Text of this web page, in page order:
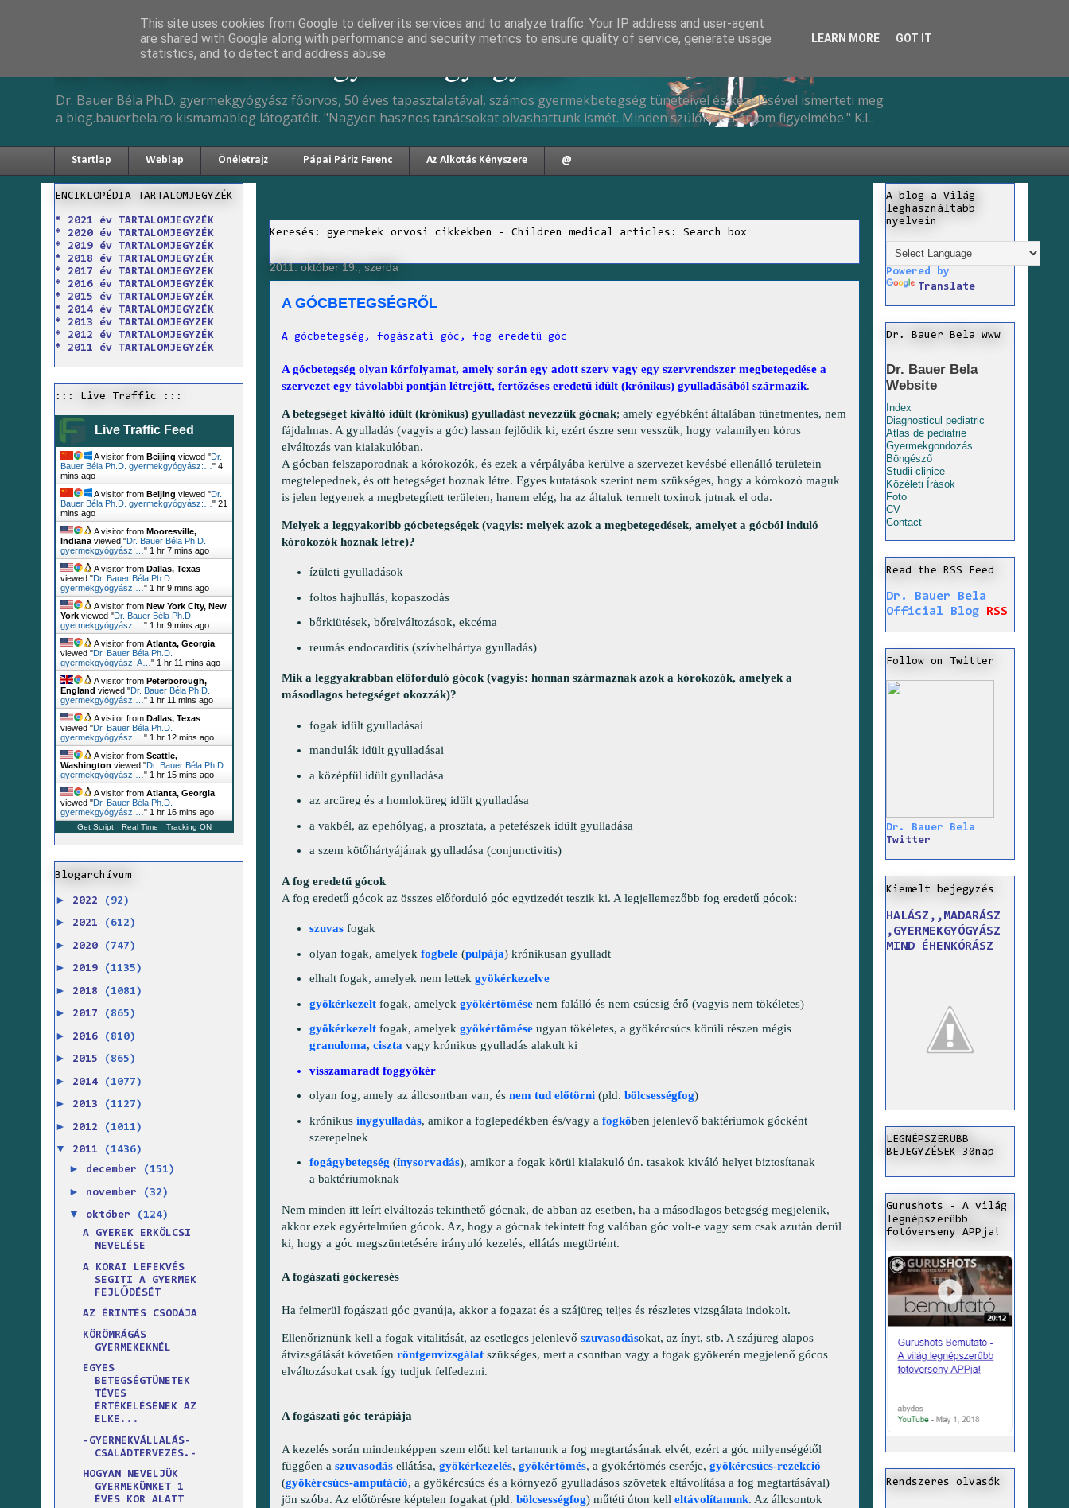
Dr. Bauer Béla Ph.D. gyermekgyógyász
Dr. Bauer Béla Ph.D. gyermekgyógyász főorvos, 50 éves tapasztalatával, számos gyermekbetegség tüneteivel és kezelésével ismerteti meg
a blog.bauerbela.ro kismamablog látogatóit. "Nagyon hasznos tanácsokat olvashattunk ismét. Minden szülőnek ajánlom figyelmébe." K.L.
Startlap Weblap Önéletrajz Pápai Páriz Ferenc Az Alkotás Kényszere @
Keresés: gyermekek orvosi cikkekben - Children medical articles: Search box
2011. október 19., szerda
A GÓCBETEGSÉGRŐL
A gócbetegség, fogászati góc, fog eredetű góc
A gócbetegség olyan kórfolyamat, amely során egy adott szerv vagy egy szervrendszer megbetegedése a
szervezet egy távolabbi pontján létrejött, fertőzéses eredetű idült (krónikus) gyulladásából származik.
A betegséget kiváltó idült (krónikus) gyulladást nevezzük gócnak; amely egyébként általában tünetmentes, nem
fájdalmas. A gyulladás (vagyis a góc) lassan fejlődik ki, ezért észre sem vesszük, hogy valamilyen kóros
elváltozás van kialakulóban.
A gócban felszaporodnak a kórokozók, és ezek a vérpályába kerülve a szervezet kevésbé ellenálló területein
megtelepednek, és ott betegséget hoznak létre. Egyes kutatások szerint nem szükséges, hogy a kórokozó maguk
is jelen legyenek a megbetegített területen, hanem elég, ha az általuk termelt toxinok jutnak el oda.
Melyek a leggyakoribb gócbetegségek (vagyis: melyek azok a megbetegedések, amelyet a gócból induló
kórokozók hoznak létre)?
ízületi gyulladások
foltos hajhullás, kopaszodás
bőrkiütések, bőrelváltozások, ekcéma
reumás endocarditis (szívbelhártya gyulladás)
Mik a leggyakrabban előforduló gócok (vagyis: honnan származnak azok a kórokozók, amelyek a
másodlagos betegséget okozzák)?
fogak idült gyulladásai
mandulák idült gyulladásai
a középfül idült gyulladása
az arcüreg és a homloküreg idült gyulladása
a vakbél, az epehólyag, a prosztata, a petefészek idült gyulladása
a szem kötőhártyájának gyulladása (conjunctivitis)
A fog eredetű gócok
A fog eredetű gócok az összes előforduló góc egytizedét teszik ki. A legjellemezőbb fog eredetű gócok:
szuvas fogak
olyan fogak, amelyek fogbele (pulpája) krónikusan gyulladt
elhalt fogak, amelyek nem lettek gyökérkezelve
gyökérkezelt fogak, amelyek gyökértömése nem falálló és nem csúcsig érő (vagyis nem tökéletes)
gyökérkezelt fogak, amelyek gyökértömése ugyan tökéletes, a gyökércsúcs körüli részen mégis
granuloma, ciszta vagy krónikus gyulladás alakult ki
visszamaradt foggyökér
olyan fog, amely az állcsontban van, és nem tud előtörni (pld. bölcsességfog)
krónikus ínygyulladás, amikor a foglepedékben és/vagy a fogkőben jelenlevő baktériumok gócként
szerepelnek
fogágybetegség (ínysorvadás), amikor a fogak körül kialakuló ún. tasakok kiváló helyet biztosítanak
a baktériumoknak
Nem minden itt leírt elváltozás tekinthető gócnak, de abban az esetben, ha a másodlagos betegség megjelenik,
akkor ezek egyértelműen gócok. Az, hogy a gócnak tekintett fog valóban góc volt-e vagy sem csak azután derül
ki, hogy a góc megszüntetésére irányuló kezelés, ellátás megtörtént.
A fogászati góckeresés
Ha felmerül fogászati góc gyanúja, akkor a fogazat és a szájüreg teljes és részletes vizsgálata indokolt.
Ellenőriznünk kell a fogak vitalitását, az esetleges jelenlevő szuvasodásokat, az ínyt, stb. A szájüreg alapos
átvizsgálását követően röntgenvizsgálat szükséges, mert a csontban vagy a fogak gyökerén megjelenő gócos
elváltozásokat csak így tudjuk felfedezni.
A fogászati góc terápiája
A kezelés során mindenképpen szem előtt kel tartanunk a fog megtartásának elvét, ezért a góc milyenségétől
függően a szuvasodás ellátása, gyökérkezelés, gyökértömés, a gyökértömés cseréje, gyökércsúcs-rezekció
(gyökércsúcs-amputáció, a gyökércsúcs és a környező gyulladásos szövetek eltávolítása a fog megtartásával)
jön szóba. Az előtörésre képtelen fogakat (pld. bölcsességfog) műtéti úton kell eltávolítanunk. Az állcsontok
ENCIKLOPÉDIA TARTALOMJEGYZÉK
* 2021 év TARTALOMJEGYZÉK
* 2020 év TARTALOMJEGYZÉK
* 2019 év TARTALOMJEGYZÉK
* 2018 év TARTALOMJEGYZÉK
* 2017 év TARTALOMJEGYZÉK
* 2016 év TARTALOMJEGYZÉK
* 2015 év TARTALOMJEGYZÉK
* 2014 év TARTALOMJEGYZÉK
* 2013 év TARTALOMJEGYZÉK
* 2012 év TARTALOMJEGYZÉK
* 2011 év TARTALOMJEGYZÉK
::: Live Traffic :::
Live Traffic Feed
A visitor from Beijing viewed "Dr.
Bauer Béla Ph.D. gyermekgyógyász:… " 4
mins ago
A visitor from Beijing viewed "Dr.
Bauer Béla Ph.D. gyermekgyógyász:… " 21
mins ago
A visitor from Mooresville,
Indiana viewed "Dr. Bauer Béla Ph.D.
gyermekgyógyász:… " 1 hr 7 mins ago
A visitor from Dallas, Texas
viewed "Dr. Bauer Béla Ph.D.
gyermekgyógyász:… " 1 hr 9 mins ago
A visitor from New York City, New
York viewed "Dr. Bauer Béla Ph.D.
gyermekgyógyász:… " 1 hr 9 mins ago
A visitor from Atlanta, Georgia
viewed "Dr. Bauer Béla Ph.D.
gyermekgyógyász: A… " 1 hr 11 mins ago
A visitor from Peterborough,
England viewed "Dr. Bauer Béla Ph.D.
gyermekgyógyász:… " 1 hr 11 mins ago
A visitor from Dallas, Texas
viewed "Dr. Bauer Béla Ph.D.
gyermekgyógyász:… " 1 hr 12 mins ago
A visitor from Seattle,
Washington viewed "Dr. Bauer Béla Ph.D.
gyermekgyógyász:… " 1 hr 15 mins ago
A visitor from Atlanta, Georgia
viewed "Dr. Bauer Béla Ph.D.
gyermekgyógyász:… " 1 hr 16 mins ago
Get Script Real Time Tracking ON
Blogarchívum
► 2022 (92)
► 2021 (612)
► 2020 (747)
► 2019 (1135)
► 2018 (1081)
► 2017 (865)
► 2016 (810)
► 2015 (865)
► 2014 (1077)
► 2013 (1127)
► 2012 (1011)
▼ 2011 (1436)
► december (151)
► november (32)
▼ október
(124)
A GYEREK ERKÖLCSI
NEVELÉSE
A KORAI LEFEKVÉS
SEGITI A GYERMEK
FEJLŐDÉSÉT
AZ ÉRINTÉS CSODÁJA
KÖRÖMRÁGÁS
GYERMEKEKNÉL
EGYES
BETEGSÉGTÜNETEK
TÉVES
ÉRTÉKELÉSÉNEK AZ
ELKE...
-GYERMEKVÁLLALÁS-
CSALÁDTERVEZÉS.-
HOGYAN NEVELJÜK
GYERMEKÜNKET 1
ÉVES KOR ALATT
A blog a Világ
leghasználtabb
nyelvein
Powered by
Translate
Dr. Bauer Bela www
Dr. Bauer Bela
Website
Index
Diagnosticul pediatric
Atlas de pediatrie
Gyermekgondozás
Böngésző
Studii clinice
Közéleti Írások
Foto
CV
Contact
Read the RSS Feed
Dr. Bauer Bela
Official Blog
RSS
Follow on Twitter
Dr. Bauer Bela
Twitter
Kiemelt bejegyzés
HALÁSZ,,MADARÁSZ
,GYERMEKGYÓGYÁSZ
MIND ÉHENKÓRÁSZ
LEGNÉPSZERUBB
BEJEGYZÉSEK 30nap
Gurushots - A világ
legnépszerűbb
fotóverseny APPja!
Rendszeres olvasók
This site uses cookies from Google to deliver its services and to analyze traffic. Your IP address and user-agent
are shared with Google along with performance and security metrics to ensure quality of service, generate usage
statistics, and to detect and address abuse.
LEARN MORE GOT IT